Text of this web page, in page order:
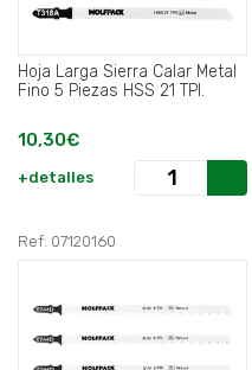
Hoja Larga Sierra Calar Metal
Fino 5 Piezas HSS 21 TPI.
10,30€
+detalles
Ref: 07120160